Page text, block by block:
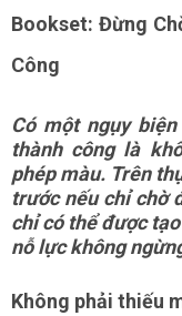
Bookset: Đừng
Công
Có một ngụy
thành công là
phép màu. Trên
trước nếu chỉ chờ
chỉ có thể được
nỗ lực không
Không phải thiếu